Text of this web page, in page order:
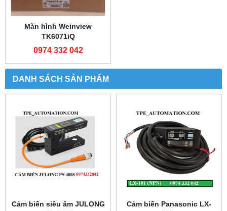
Bộ lập trình FX3U-
32MR/ES-A
0974 332 042
Cảm biến Banner
R58ECRGB1 giá tốt
Bộ lập trình FATEK FBS-
60MAT2-AC
0974 332 042